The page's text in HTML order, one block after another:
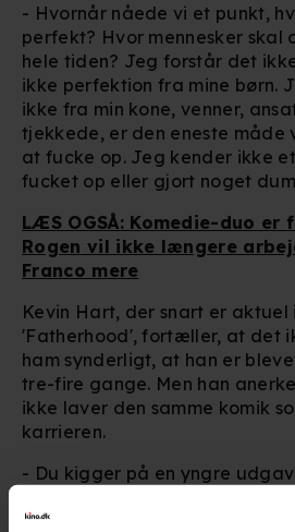
- Hvornår nåede vi et punkt,
perfekt? Hvor mennesker skal
hele tiden? Jeg forstår det
ikke perfektion fra mine børn.
ikke fra min kone, venner,
tjekkede, er den eneste måde
at fucke op. Jeg kender ikke
fucket op eller gjort noget
LÆS OGSÅ: Komedie-duo er
Rogen vil ikke længere
Franco mere
Kevin Hart, der snart er
'Fatherhood', fortæller, at det
ham synderligt, at han er
tre-fire gange. Men han
ikke laver den samme komik
karrieren.
- Du kigger på en yngre
komiker, der prøver at være
forsøg. Undskyldninger er